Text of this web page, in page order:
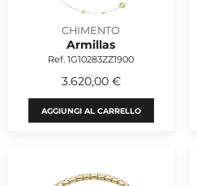
CHIMENTO
Armillas
Ref. 1G10283ZZ1900
3.620,00 €
AGGIUNGI AL CARRELLO